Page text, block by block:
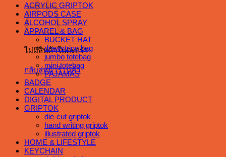
ไม่มีสินค้าในตะกร้า
กลับสู่หน้าร้านค้า
ACRYLIC GRIPTOK
AIRPODS CASE
ALCOHOL SPRAY
APPAREL & BAG
BUCKET HAT
drawstring bag
jumbo totebag
mini totebag
PAJAMAS
BADGE
CALENDAR
DIGITAL PRODUCT
GRIPTOK
die-cut griptok
hand writing griptok
illustrated griptok
HOME & LIFESTYLE
KEYCHAIN